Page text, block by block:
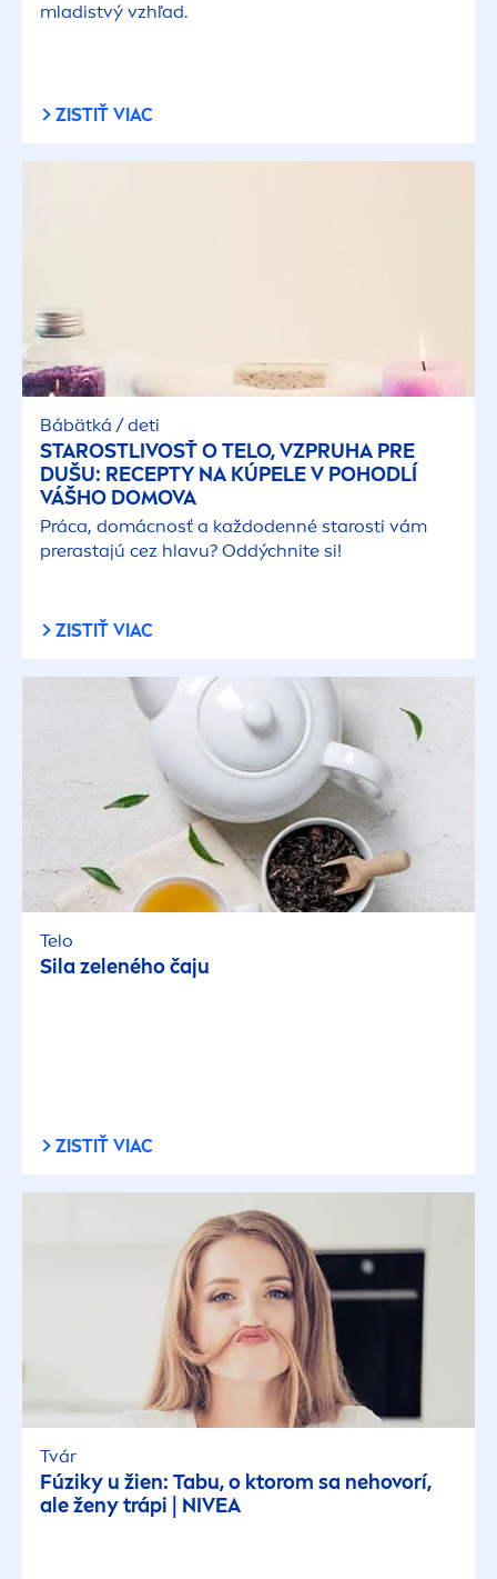
mladistvý vzhľad.
ZISTIŤ VIAC
Bábätká / deti
STAROSTLIVOSŤ O TELO, VZPRUHA PRE
DUŠU: RECEPTY NA KÚPELE V POHODLÍ
VÁŠHO DOMOVA
Práca, domácnosť a každodenné starosti vám
prerastajú cez hlavu? Oddýchnite si!
ZISTIŤ VIAC
Telo
Sila zeleného čaju
ZISTIŤ VIAC
Tvár
Fúziky u žien: Tabu, o ktorom sa nehovorí,
ale ženy trápi | NIVEA